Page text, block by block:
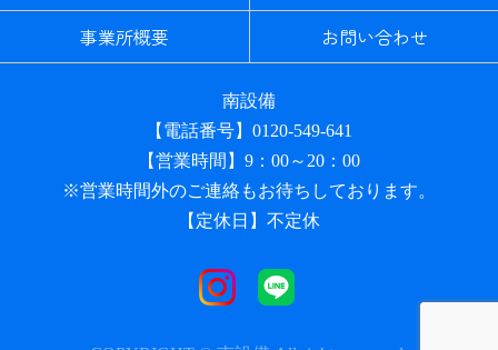
事業所概要
お問い合わせ
南設備
【電話番号】0120-549-641
【営業時間】9：00～20：00
※営業時間外のご連絡もお待ちしております。
【定休日】不定休